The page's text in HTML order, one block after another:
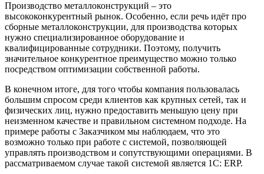
Производство металлоконструкций – это
высококонкурентный рынок. Особенно, если речь идёт про
сборные металлоконструкции, для производства которых
нужно специализированное оборудование и
квалифицированные сотрудники. Поэтому, получить
значительное конкурентное преимущество можно только
посредством оптимизации собственной работы.
В конечном итоге, для того чтобы компания пользовалась
большим спросом среди клиентов как крупных сетей, так и
физических лиц, нужно предоставить меньшую цену при
неизменном качестве и правильном системном подходе. На
примере работы с Заказчиком мы наблюдаем, что это
возможно только при работе с системой, позволяющей
управлять производством и сопутствующими операциями. В
рассматриваемом случае такой системой является 1С: ERP.